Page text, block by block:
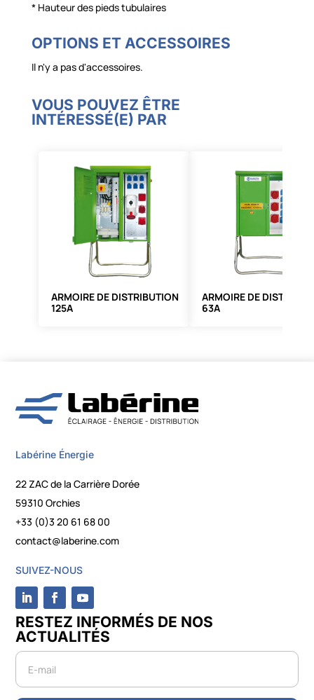
* Hauteur des pieds tubulaires
OPTIONS ET ACCESSOIRES
Il n'y a pas d'accessoires.
VOUS POUVEZ ÊTRE
INTÉRESSÉ(E) PAR
ARMOIRE DE DISTRIBUTION
125A
ARMOIRE DE
63A
Labérine Énergie
22 ZAC de la Carrière Dorée
59310 Orchies
+33 (0)3 20 61 68 00
contact@laberine.com
SUIVEZ-NOUS
RESTEZ INFORMÉS DE NOS
ACTUALITÉS
Newsletter